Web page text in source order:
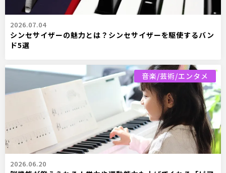
2026.07.04
シンセサイザーの魅力とは？シンセサイザーを駆使するバン
ド5選
音楽/芸術/エンタメ
2026.06.20